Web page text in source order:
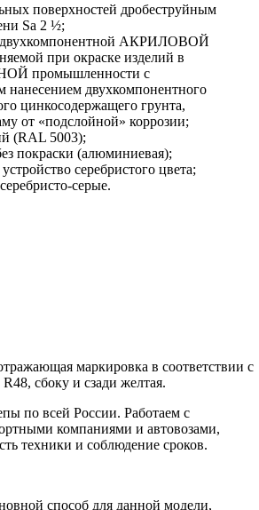
поверхностей дробеструйным
Sa 2 ½;
двухкомпонентной АКРИЛОВОЙ
при окраске изделий в
промышленности с
нанесением двухкомпонентного
цинкосодержащего грунта,
от «подслойной» коррозии;
(RAL 5003);
покраски (алюминиевая);
серебристого цвета;
серые.
маркировка в соответствии с
сбоку и сзади желтая.
по всей России. Работаем с
компаниями и автовозами,
техники и соблюдение сроков.
способ для данной модели,